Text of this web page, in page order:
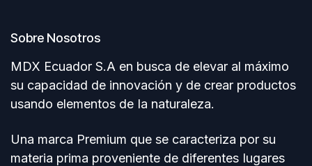
Sobre Nosotros
MDX Ecuador S.A en busca de elevar al máximo
su capacidad de innovación y de crear productos
usando elementos de Ia naturaleza.
Una marca Premium que se caracteriza por su
materia prima proveniente de diferentes Iugares